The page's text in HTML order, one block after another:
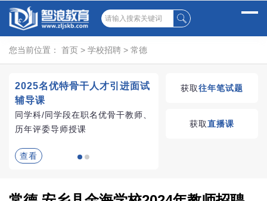
您当前位置： 首页 > 学校招聘 > 常德
2025名优特骨干人才引进面试
辅导课
同学科/同学段在职名优骨干教师、
历年评委导师授课
查看
湖南教师招聘考试优
获取往年笔试题
获取直播课